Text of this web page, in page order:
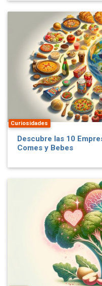
Curiosidades
Descubre las 10
Comes y Bebes